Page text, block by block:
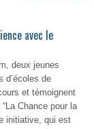
avec le
deux jeunes
d’écoles de
et témoignent
Chance pour la
initiative, qui est